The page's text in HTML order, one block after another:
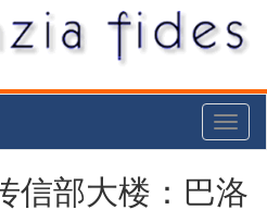
信部大楼：巴洛